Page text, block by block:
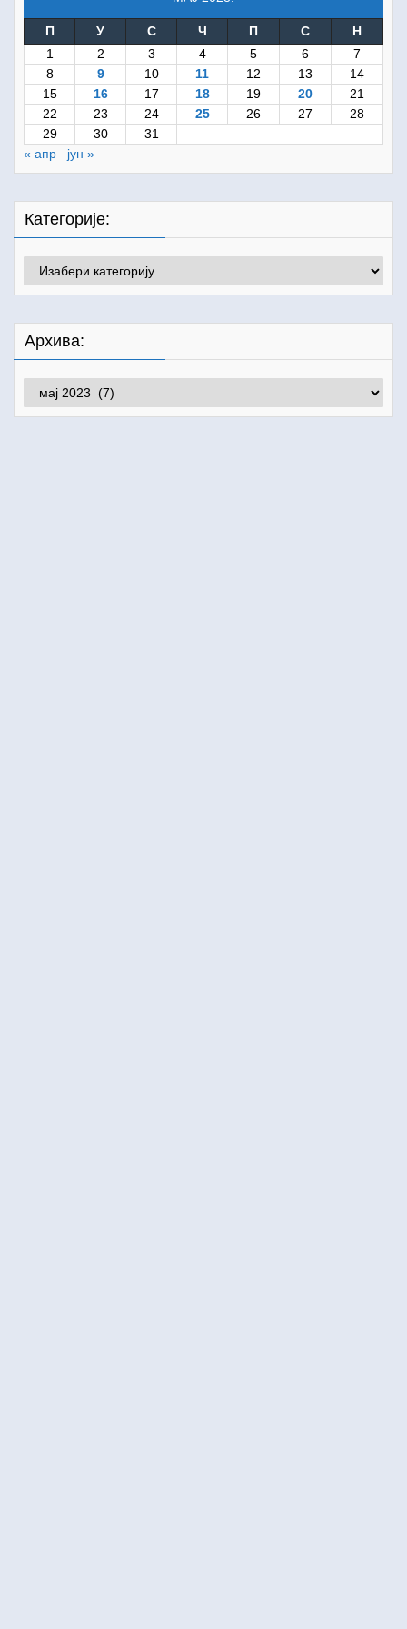
П У С Ч П С
Н
1
2 3 4 5 6
7
8
9 10 11 12 13
14
15
16 17 18 19 20
21
22
23 24 25 26 27
28
29
30
31
« апр
јун »
Категорије:
Категорије:
Архива:
Архива: